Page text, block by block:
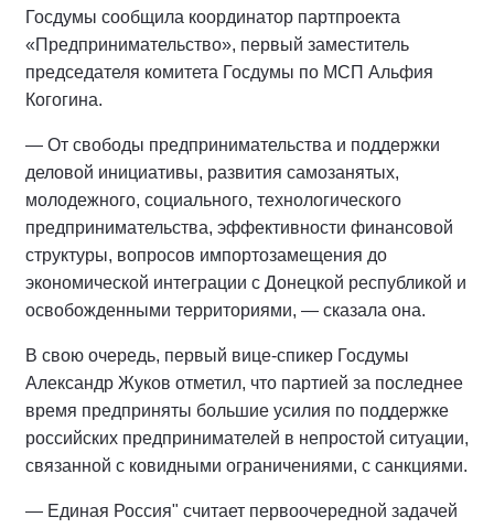
Госдумы сообщила координатор партпроекта
«Предпринимательство», первый заместитель
председателя комитета Госдумы по МСП Альфия
Когогина.
— От свободы предпринимательства и поддержки
деловой инициативы, развития самозанятых,
молодежного, социального, технологического
предпринимательства, эффективности финансовой
структуры, вопросов импортозамещения до
экономической интеграции с Донецкой республикой и
освобожденными территориями, — сказала она.
В свою очередь, первый вице-спикер Госдумы
Александр Жуков отметил, что партией за последнее
время предприняты большие усилия по поддержке
российских предпринимателей в непростой ситуации,
связанной с ковидными ограничениями, с санкциями.
— Единая Россия" считает первоочередной задачей